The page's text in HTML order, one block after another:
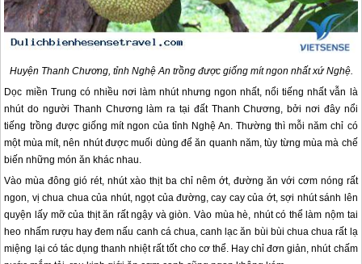
Huyện Thanh Chương, tỉnh Nghệ An trồng được giống mít ngon nhất xứ Nghệ.
Dọc miền Trung có nhiều nơi làm nhút nhưng ngon nhất, nổi tiếng nhất vẫn là
nhút do người Thanh Chương làm ra tại đất Thanh Chương, bởi nơi đây nổi
tiếng trồng được giống mít ngon của tỉnh Nghệ An. Thường thì mỗi năm chỉ có
một mùa mít, nên nhút được muối dùng để ăn quanh năm, tùy từng mùa mà chế
biến những món ăn khác nhau.
Vào mùa đông gió rét, nhút xào thịt ba chỉ nêm ớt, đường ăn với cơm nóng rất
ngon, vị chua chua của nhút, ngọt của đường, cay cay của ớt, sợi nhút sánh lên
quyện lấy mỡ của thịt ăn rất ngậy và giòn. Vào mùa hè, nhút có thể làm nộm tai
heo nhấm rượu hay đem nấu canh cá chua, canh lạc ăn bùi bùi chua chua rất lạ
miệng lại có tác dụng thanh nhiệt rất tốt cho cơ thể. Hay chỉ đơn giản, nhút chấm